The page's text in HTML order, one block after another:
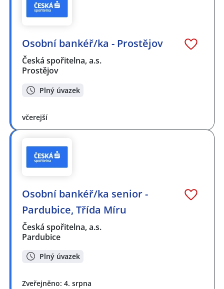
Osobní bankéř/ka - Prostějov
Česká spořitelna, a.s.
Prostějov
Plný úvazek
včerejší
Osobní bankéř/ka senior -
Pardubice, Třída Míru
Česká spořitelna, a.s.
Pardubice
Plný úvazek
Zveřejněno: 4. srpna